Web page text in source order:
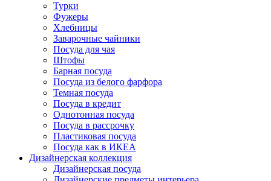
Турки
Фужеры
Хлебницы
Заварочные чайники
Посуда для чая
Штофы
Барная посуда
Посуда из белого фарфора
Темная посуда
Посуда в кредит
Однотонная посуда
Посуда в рассрочку
Пластиковая посуда
Посуда как в ИКЕА
Дизайнерская коллекция
Дизайнерская посуда